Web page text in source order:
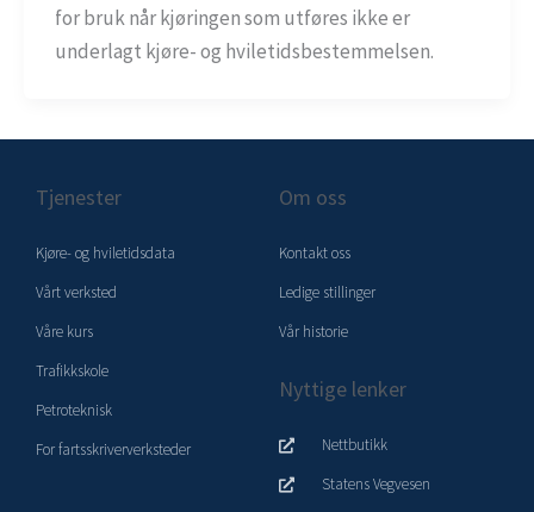
for bruk når kjøringen som utføres ikke er
underlagt kjøre- og hviletidsbestemmelsen.
Tjenester
Kjøre- og hviletidsdata
Vårt verksted
Våre kurs
Trafikkskole
Petroteknisk
For fartsskriververksteder
Om oss
Kontakt oss
Ledige stillinger
Vår historie
Nyttige lenker
Nettbutikk
Statens Vegvesen